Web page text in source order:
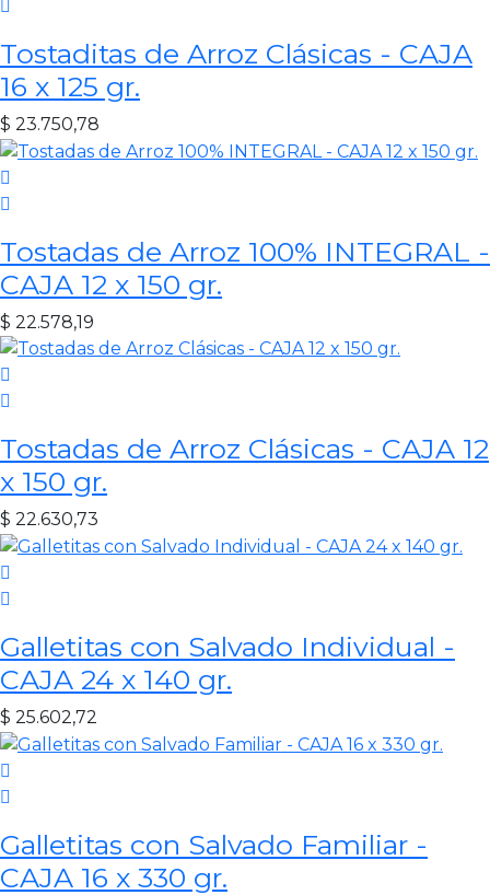
Tostaditas de Arroz Clásicas - CAJA
16 x 125 gr.
$ 23.750,78
Tostadas de Arroz 100% INTEGRAL -
CAJA 12 x 150 gr.
$ 22.578,19
Tostadas de Arroz Clásicas - CAJA 12
x 150 gr.
$ 22.630,73
Galletitas con Salvado Individual -
CAJA 24 x 140 gr.
$ 25.602,72
Galletitas con Salvado Familiar -
CAJA 16 x 330 gr.